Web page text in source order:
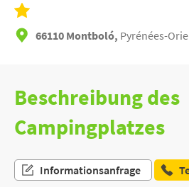
66110 Montboló, Pyrénées-
Beschreibung des
Campingplatzes
Informationsanfrage